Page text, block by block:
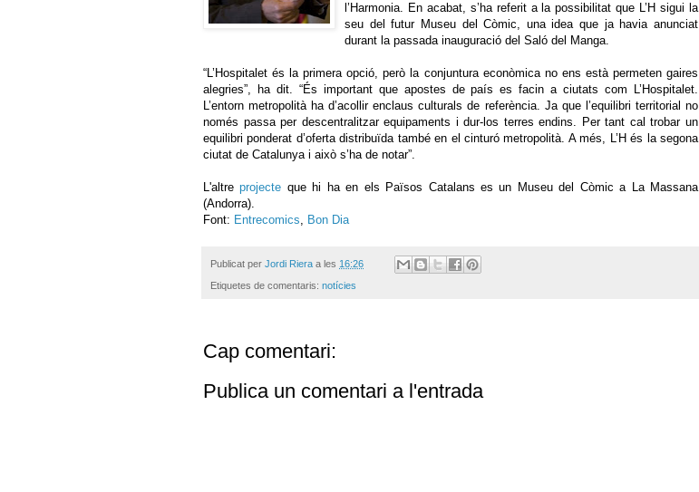
l’Harmonia. En acabat, s’ha referit a la possibilitat que L’H sigui la
seu del futur Museu del Còmic, una idea que ja havia anunciat
durant la passada inauguració del Saló del Manga.
“L’Hospitalet és la primera opció, però la conjuntura econòmica no ens està permeten gaires
alegries”, ha dit. “És important que apostes de país es facin a ciutats com L’Hospitalet.
L’entorn metropolità ha d’acollir enclaus culturals de referència. Ja que l’equilibri territorial no
només passa per descentralitzar equipaments i dur-los terres endins. Per tant cal trobar un
equilibri ponderat d’oferta distribuïda també en el cinturó metropolità. A més, L’H és la segona
ciutat de Catalunya i això s’ha de notar”.
L'altreprojecte que hi ha en els Països Catalans es un Museu del Còmic a La Massana
(Andorra).
Font: Entrecomics, Bon Dia
Publicat per Jordi Riera a les 16:26
Etiquetes de comentaris: notícies
Cap comentari:
Publica un comentari a l'entrada